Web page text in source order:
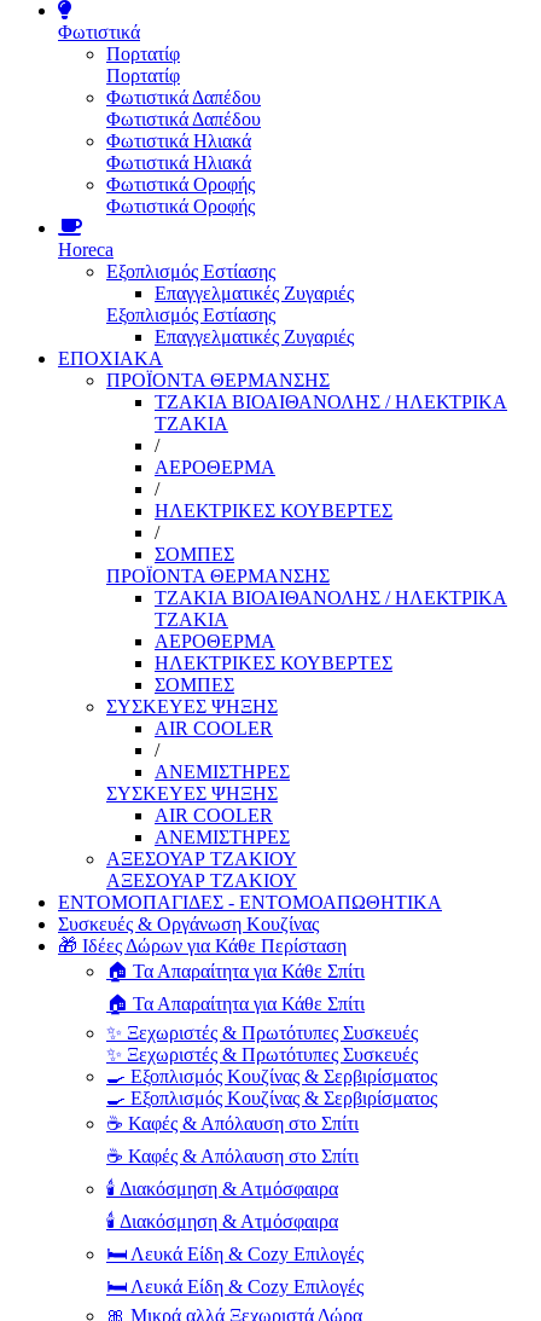
Φωτιστικά
Πορτατίφ
Πορτατίφ
Φωτιστικά Δαπέδου
Φωτιστικά Δαπέδου
Φωτιστικά Ηλιακά
Φωτιστικά Ηλιακά
Φωτιστικά Οροφής
Φωτιστικά Οροφής
Horeca
Εξοπλισμός Εστίασης
Επαγγελματικές Ζυγαριές
Εξοπλισμός Εστίασης
Επαγγελματικές Ζυγαριές
ΕΠΟΧΙΑΚΑ
ΠΡΟΪΟΝΤΑ ΘΕΡΜΑΝΣΗΣ
ΤΖΑΚΙΑ ΒΙΟΑΙΘΑΝΟΛΗΣ / ΗΛΕΚΤΡΙΚΑ
ΤΖΑΚΙΑ
/
ΑΕΡΟΘΕΡΜΑ
/
ΗΛΕΚΤΡΙΚΕΣ ΚΟΥΒΕΡΤΕΣ
/
ΣΟΜΠΕΣ
ΠΡΟΪΟΝΤΑ ΘΕΡΜΑΝΣΗΣ
ΤΖΑΚΙΑ ΒΙΟΑΙΘΑΝΟΛΗΣ / ΗΛΕΚΤΡΙΚΑ
ΤΖΑΚΙΑ
ΑΕΡΟΘΕΡΜΑ
ΗΛΕΚΤΡΙΚΕΣ ΚΟΥΒΕΡΤΕΣ
ΣΟΜΠΕΣ
ΣΥΣΚΕΥΕΣ ΨΗΞΗΣ
AIR COOLER
/
ΑΝΕΜΙΣΤΗΡΕΣ
ΣΥΣΚΕΥΕΣ ΨΗΞΗΣ
AIR COOLER
ΑΝΕΜΙΣΤΗΡΕΣ
ΑΞΕΣΟΥΑΡ ΤΖΑΚΙΟΥ
ΑΞΕΣΟΥΑΡ ΤΖΑΚΙΟΥ
ΕΝΤΟΜΟΠΑΓΙΔΕΣ - ΕΝΤΟΜΟΑΠΩΘΗΤΙΚΑ
Συσκευές & Οργάνωση Κουζίνας
🎁 Ιδέες Δώρων για Κάθε Περίσταση
🏠 Τα Απαραίτητα για Κάθε Σπίτι
🏠 Τα Απαραίτητα για Κάθε Σπίτι
✨ Ξεχωριστές & Πρωτότυπες Συσκευές
✨ Ξεχωριστές & Πρωτότυπες Συσκευές
🍳 Εξοπλισμός Κουζίνας & Σερβιρίσματος
🍳 Εξοπλισμός Κουζίνας & Σερβιρίσματος
☕ Καφές & Απόλαυση στο Σπίτι
☕ Καφές & Απόλαυση στο Σπίτι
🕯️ Διακόσμηση & Ατμόσφαιρα
🕯️ Διακόσμηση & Ατμόσφαιρα
🛏️ Λευκά Είδη & Cozy Επιλογές
🛏️ Λευκά Είδη & Cozy Επιλογές
🎀 Μικρά αλλά Ξεχωριστά Δώρα